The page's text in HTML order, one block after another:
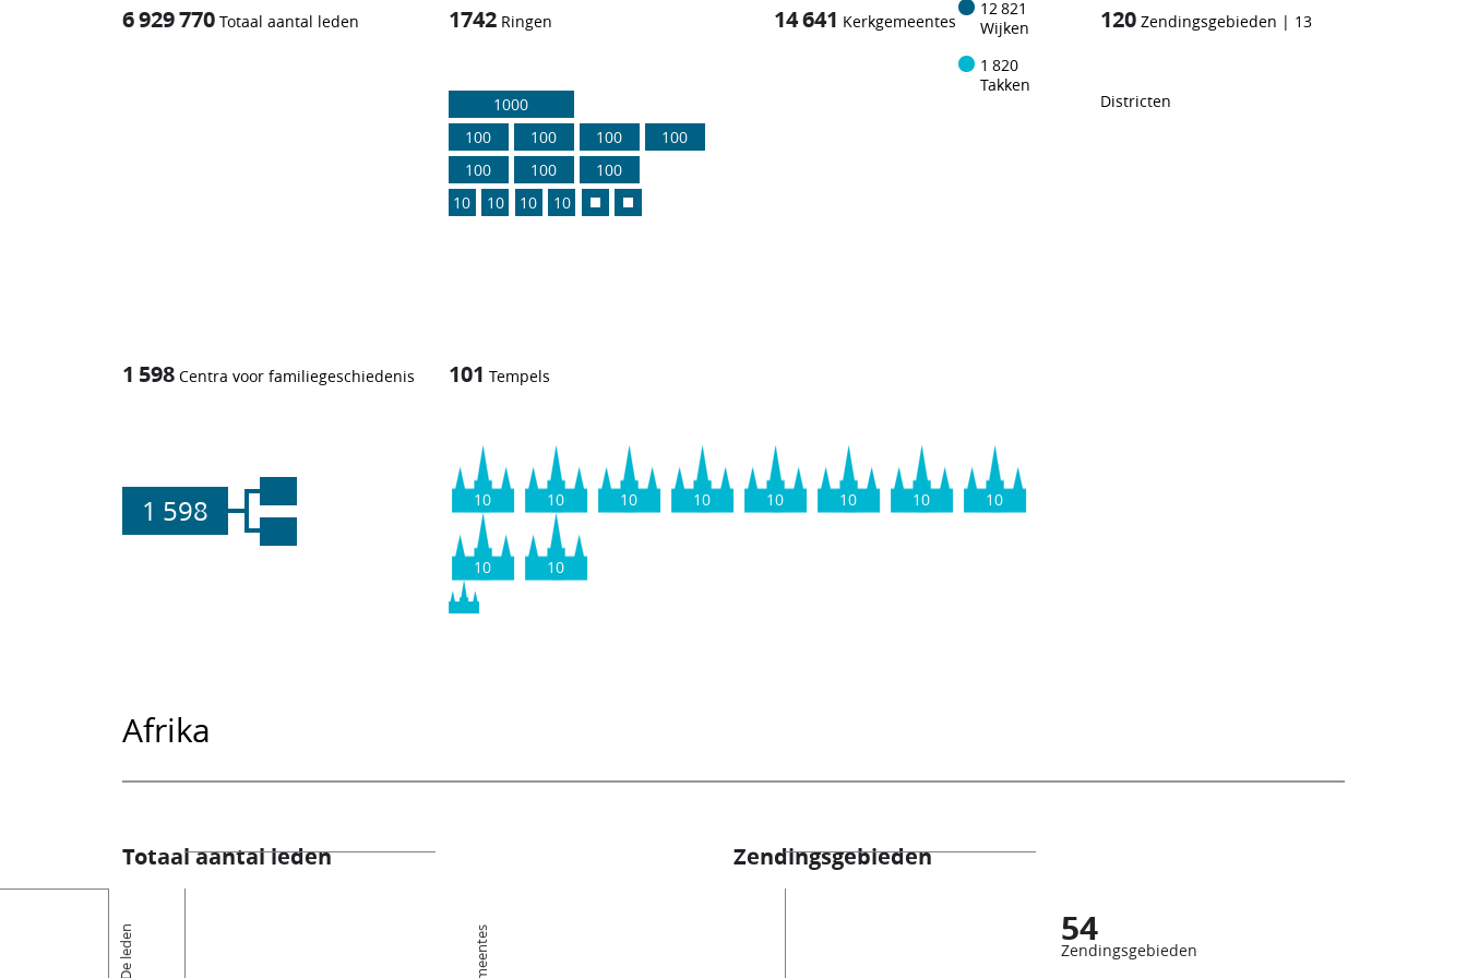
6 929 770 Totaal aantal leden 1742 Ringen
1000
100
100 100
100
100
100
100
10
10 10 10
14 641 Kerkgemeentes
12 821
Wijken
1 820
Takken
1 598 Centra voor familiegeschiedenis
1 598
101 Tempels
10 10 10 10 10 10 10 10
10 10
120 Zendingsgebieden | 13
Districten
Afrika
Totaal aantal leden
De leden
Zendingsgebieden
54
Zendingsgebieden